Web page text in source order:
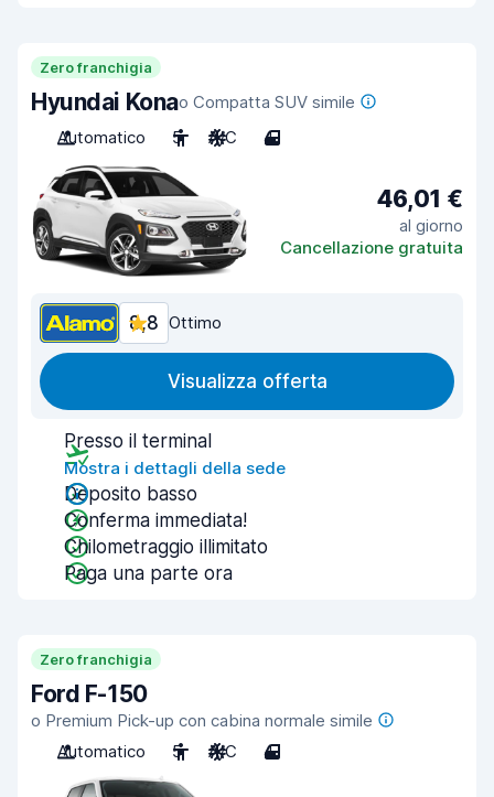
Zero franchigia
Hyundai Konao Compatta SUV simile
Automatico
5 A/C 4
46,01 €
al giorno
Cancellazione gratuita
8,8 Ottimo
Visualizza offerta
Presso il terminal
Mostra i dettagli della sede
Deposito basso
Conferma immediata!
Chilometraggio illimitato
Paga una parte ora
Zero franchigia
Ford F-150
o Premium Pick-up con cabina normale simile
Automatico
5 A/C 4